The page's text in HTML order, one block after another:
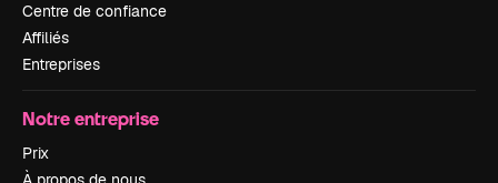
Centre de confiance
Affiliés
Entreprises
Notre entreprise
Prix